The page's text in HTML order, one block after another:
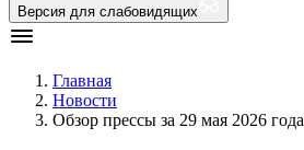
Версия для слабовидящих
Главная
Новости
Обзор прессы за 29 мая 2026 года